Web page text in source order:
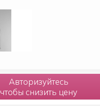
Авторизуйтесь
чтобы снизить цену